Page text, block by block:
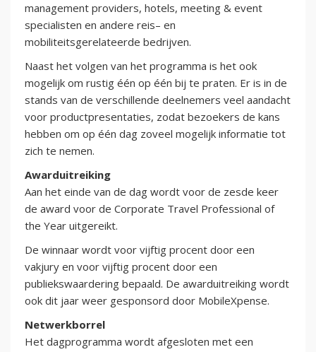
management providers, hotels, meeting & event
specialisten en andere reis– en
mobiliteitsgerelateerde bedrijven.
Naast het volgen van het programma is het ook
mogelijk om rustig één op één bij te praten. Er is in de
stands van de verschillende deelnemers veel aandacht
voor productpresentaties, zodat bezoekers de kans
hebben om op één dag zoveel mogelijk informatie tot
zich te nemen.
Awarduitreiking
Aan het einde van de dag wordt voor de zesde keer
de award voor de Corporate Travel Professional of
the Year uitgereikt.
De winnaar wordt voor vijftig procent door een
vakjury en voor vijftig procent door een
publiekswaardering bepaald. De awarduitreiking wordt
ook dit jaar weer gesponsord door MobileXpense.
Netwerkborrel
Het dagprogramma wordt afgesloten met een